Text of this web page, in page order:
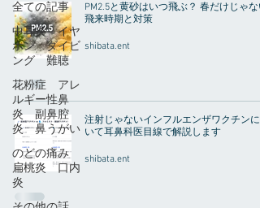
全ての記事
中耳炎 イヤ
ホン ダイビ
ング 難聴
花粉症 アレ
ルギー性鼻
炎 副鼻腔
炎 鼻うがい
のどの痛み
扁桃炎 口内
炎
PM2.5と黄砂はいつ飛ぶ？ 春だけじゃな
飛来時期と対策
shibata.ent
注射じゃないインフルエンザワクチンに
いて耳鼻科医目線で解説します
shibata.ent